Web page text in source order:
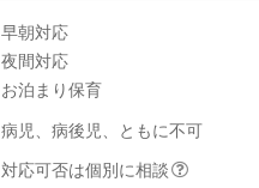
早朝対応
夜間対応
お泊まり保育
病児、病後児、ともに不可
対応可否は個別に相談